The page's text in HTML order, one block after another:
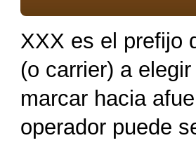
XXX es el prefijo
(o carrier) a
marcar hacia
operador puede